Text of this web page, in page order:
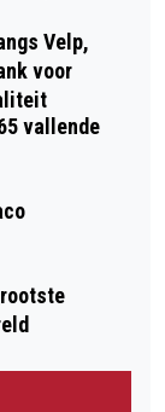
Velp,
voor
vallende